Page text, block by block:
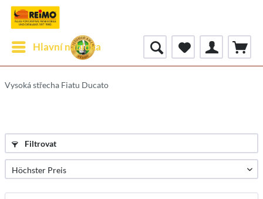
Hlavní nabídka
Vysoká střecha Fiatu Ducato
Filtrovat